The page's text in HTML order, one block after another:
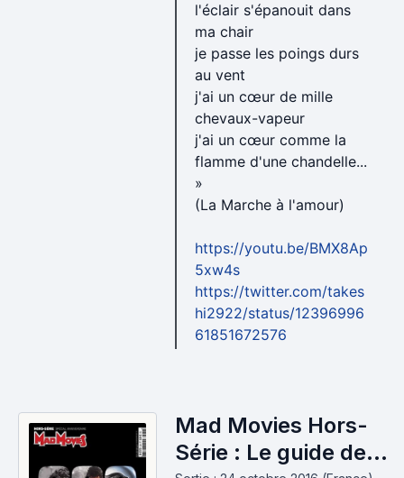
l'éclair s'épanouit dans
ma chair
je passe les poings durs
au vent
j'ai un cœur de mille
chevaux-vapeur
j'ai un cœur comme la
flamme d'une chandelle...
»
(La Marche à l'amour)
https://youtu.be/BMX8Ap
5xw4s
https://twitter.com/takes
hi2922/status/12396996
61851672576
Mad Movies Hors-
Série : Le guide des